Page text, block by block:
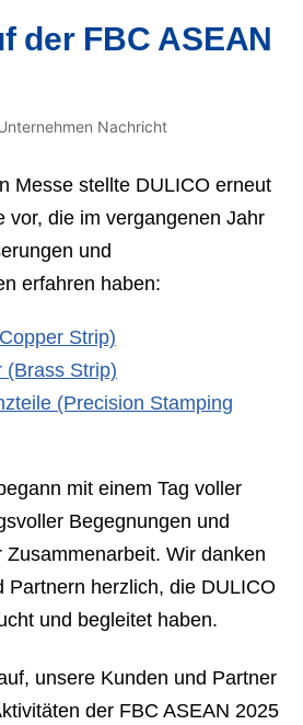
der FBC ASEAN
Nachricht
Messe stellte DULICO erneut
vor, die im vergangenen Jahr
und
erfahren haben:
Strip)
(Brass Strip)
(Precision Stamping
mit einem Tag voller
Begegnungen und
Zusammenarbeit. Wir danken
Partnern herzlich, die DULICO
und begleitet haben.
unsere Kunden und Partner
der FBC ASEAN 2025